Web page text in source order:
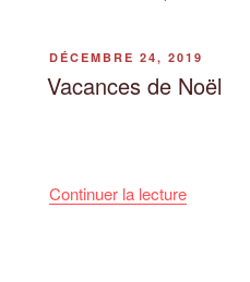
PUBLIÉ
LE
DÉCEMBRE 24, 2019
Vacances de Noël
Continuer la lecturede